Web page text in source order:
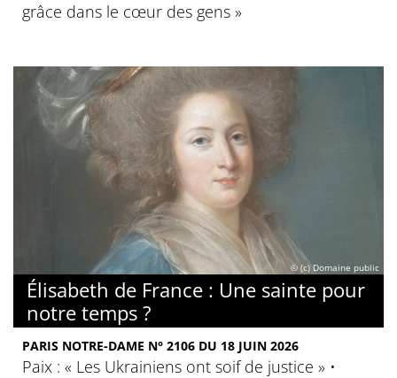
grâce dans le cœur des gens »
© (c) Domaine public
Élisabeth de France : Une sainte pour
notre temps ?
PARIS NOTRE-DAME N° 2106 DU 18 JUIN 2026
Paix : « Les Ukrainiens ont soif de justice » •